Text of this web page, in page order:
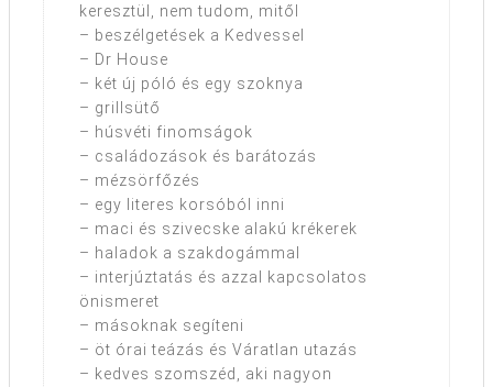
keresztül, nem tudom, mitől
– beszélgetések a Kedvessel
– Dr House
– két új póló és egy szoknya
– grillsütő
– húsvéti finomságok
– családozások és barátozás
– mézsörfőzés
– egy literes korsóból inni
– maci és szivecske alakú krékerek
– haladok a szakdogámmal
– interjúztatás és azzal kapcsolatos
önismeret
– másoknak segíteni
– öt órai teázás és Váratlan utazás
– kedves szomszéd, aki nagyon